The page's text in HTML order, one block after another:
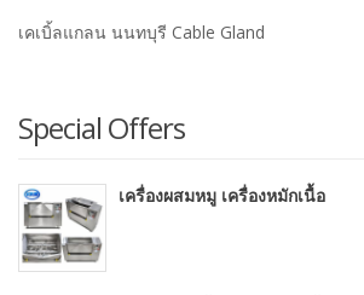
เคเบิ้ลแกลน นนทบุรี Cable Gland
Special Offers
เครื่องผสมหมู เครื่องหมักเนื้อ